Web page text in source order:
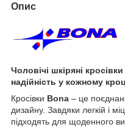
Опис
Чоловічі шкіряні
надійність у кожному
Кросівки Bona – це
дизайну. Завдяки легкій і
підходять для щоденного